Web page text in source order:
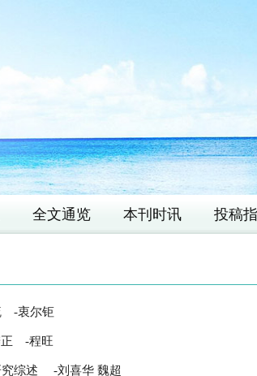
全文通览 本刊时讯 投稿
-衷尔钜
正 -程旺
究综述 -刘喜华 魏超